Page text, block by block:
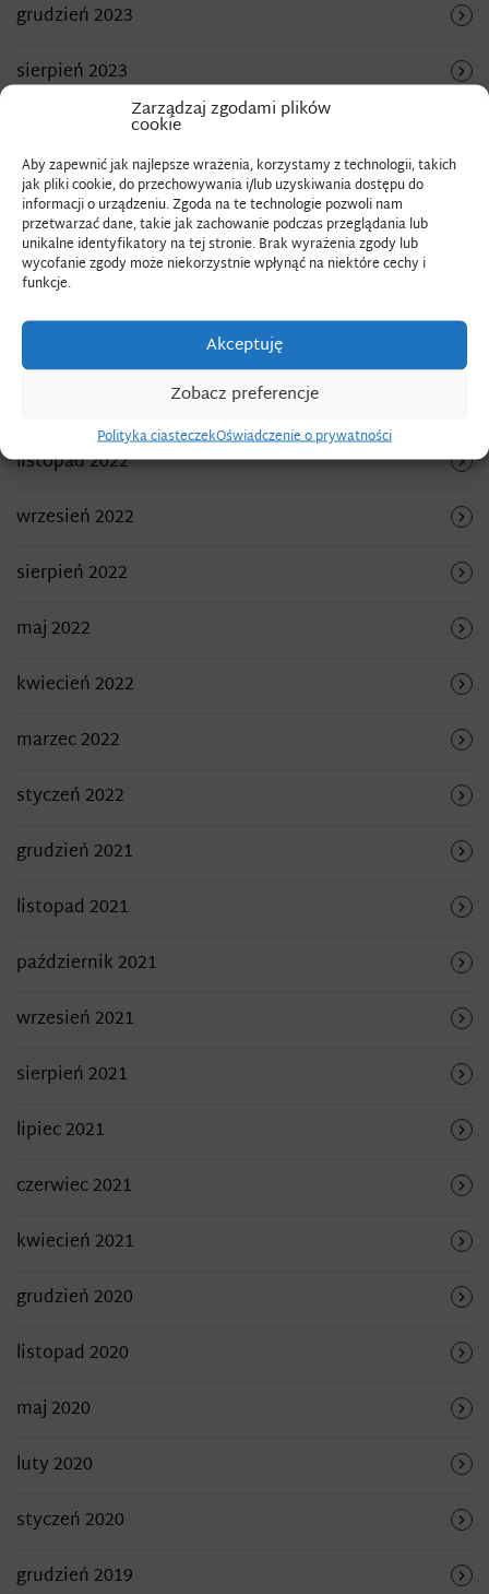
Zarządzaj zgodami plików
cookie
Aby zapewnić jak najlepsze wrażenia, korzystamy z technologii, takich
jak pliki cookie, do przechowywania i/lub uzyskiwania dostępu do
informacji o urządzeniu. Zgoda na te technologie pozwoli nam
przetwarzać dane, takie jak zachowanie podczas przeglądania lub
unikalne identyfikatory na tej stronie. Brak wyrażenia zgody lub
wycofanie zgody może niekorzystnie wpłynąć na niektóre cechy i
funkcje.
Akceptuję
Zobacz preferencje
Polityka ciasteczekOświadczenie o prywatności
grudzień 2023
sierpień 2023
czerwiec 2023
maj 2023
kwiecień 2023
listopad 2022
wrzesień 2022
sierpień 2022
maj 2022
kwiecień 2022
marzec 2022
styczeń 2022
grudzień 2021
listopad 2021
październik 2021
wrzesień 2021
sierpień 2021
lipiec 2021
czerwiec 2021
kwiecień 2021
grudzień 2020
listopad 2020
maj 2020
luty 2020
styczeń 2020
grudzień 2019